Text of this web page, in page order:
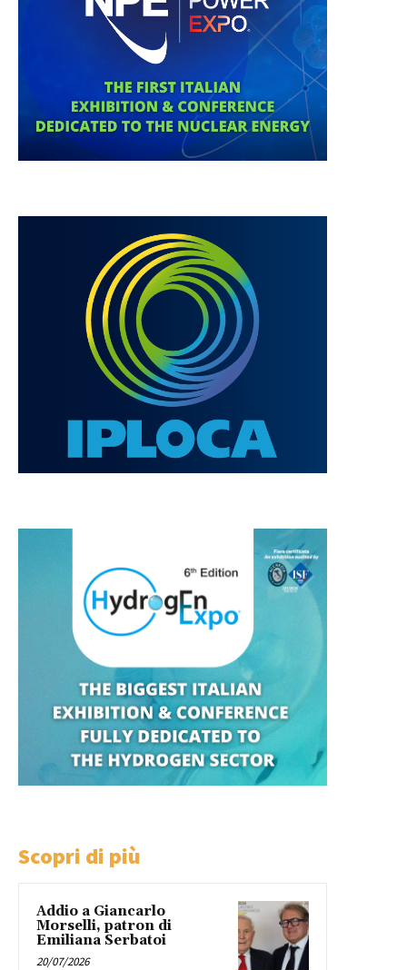
Scopri di più
Addio a Giancarlo
Morselli, patron di
Emiliana Serbatoi
20/07/2026